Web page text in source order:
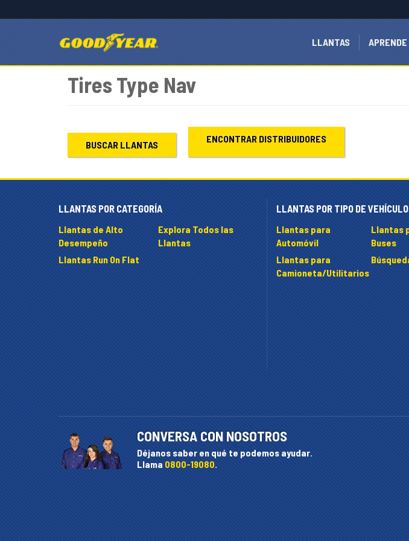
LLANTAS APRENDE
Tires Type Nav
BUSCAR LLANTAS
ENCONTRAR DISTRIBUIDORES
LLANTAS POR CATEGORÍA
Llantas de Alto
Desempeño
Llantas Run On Flat
Explora Todos las
Llantas
LLANTAS POR TIPO DE VEHÍCULO
Llantas para
Automóvil
Llantas para
Camioneta/Utilitarios
Llantas
Buses
CONVERSA CON NOSOTROS
Déjanos saber en qué te podemos ayudar.
Llama0800-19080.